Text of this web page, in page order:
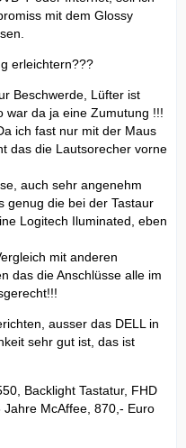
mit dem Glossy
erleichtern???
Beschwerde, Lüfter ist
war da ja eine Zumutung !!!
ich fast nur mit der Maus
das die Lautsorecher vorne
auch sehr angenehm
genug die bei der Tastaur
Logitech Iluminated, eben
mit anderen
das die Anschlüsse alle im
ausser das DELL in
sehr gut ist, das ist
Backlight Tastatur, FHD
McAffee, 870,- Euro